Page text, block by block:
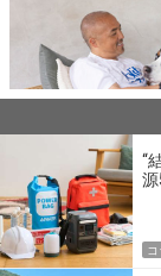
“
コ